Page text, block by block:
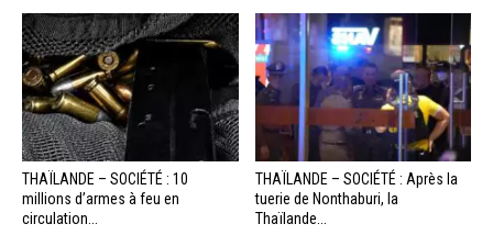
THAÏLANDE – SOCIÉTÉ : 10
millions d’armes à feu en
circulation...
THAÏLANDE – SOCIÉTÉ : Après la
tuerie de Nonthaburi, la
Thaïlande...